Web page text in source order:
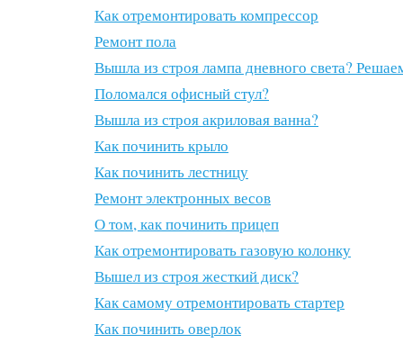
Как отремонтировать компрессор
Ремонт пола
Вышла из строя лампа дневного света?
Поломался офисный стул?
Вышла из строя акриловая ванна?
Как починить крыло
Как починить лестницу
Ремонт электронных весов
О том, как починить прицеп
Как отремонтировать газовую колонку
Вышел из строя жесткий диск?
Как самому отремонтировать стартер
Как починить оверлок